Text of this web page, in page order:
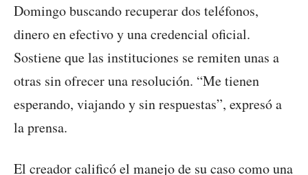
Domingo buscando recuperar dos teléfonos,
dinero en efectivo y una credencial oficial.
Sostiene que las instituciones se remiten unas a
otras sin ofrecer una resolución. “Me tienen
esperando, viajando y sin respuestas”, expresó a
la prensa.
El creador calificó el manejo de su caso como una